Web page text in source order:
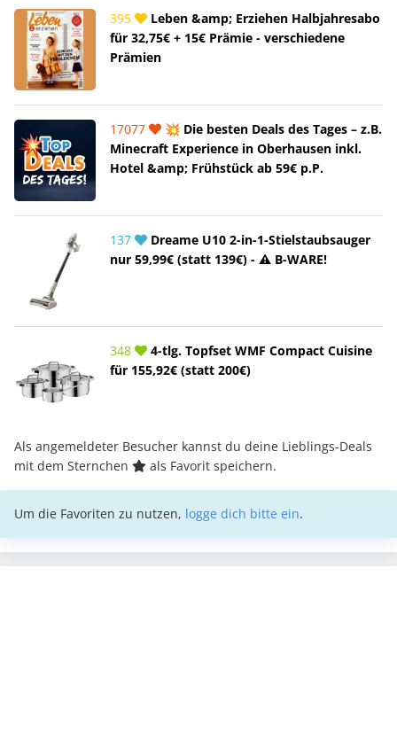
395
Leben &amp; Erziehen Halbjahresabo
für 32,75€ + 15€ Prämie - verschiedene
Prämien
17077
💥 Die besten Deals des Tages – z.B.
Minecraft Experience in Oberhausen inkl.
Hotel &amp; Frühstück ab 59€ p.P.
137
Dreame U10 2-in-1-Stielstaubsauger
nur 59,99€ (statt 139€) - ⚠️ B-WARE!
348
4-tlg. Topfset WMF Compact Cuisine
für 155,92€ (statt 200€)
Als angemeldeter Besucher kannst du deine Lieblings-Deals
mit dem Sternchen
als Favorit speichern.
Um die Favoriten zu nutzen, logge dich bitte ein.